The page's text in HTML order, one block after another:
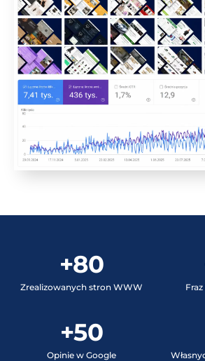
+80
Zrealizowanych stron WWW
+50
Opinie w Google